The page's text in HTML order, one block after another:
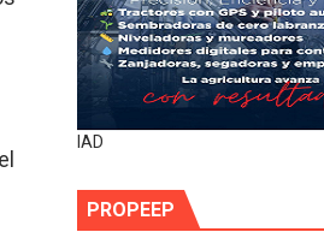
IAD
PROPEEP